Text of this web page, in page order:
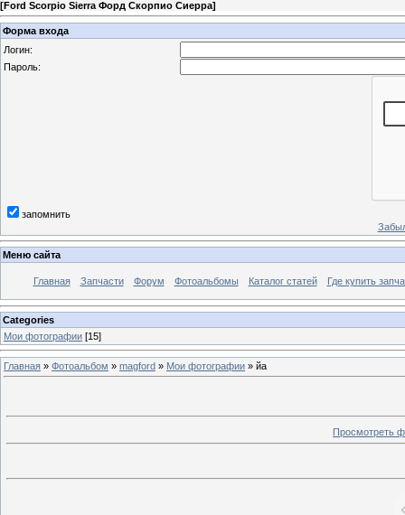
[Ford Scorpio Sierra Форд Скорпио Сиерра]
Форма входа
Логин:
Пароль:
запомнить
Меню сайта
Главная Запчасти Форум Фотоальбомы Каталог статей Где купить
Categories
Мои фотографии [15]
Главная » Фотоальбом » magford » Мои фотографии » йа
Просмотреть